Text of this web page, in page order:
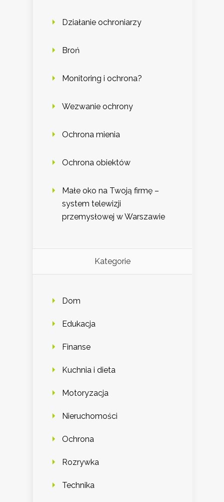
Działanie ochroniarzy
Broń
Monitoring i ochrona?
Wezwanie ochrony
Ochrona mienia
Ochrona obiektów
Małe oko na Twoją firmę –
system telewizji
przemysłowej w Warszawie
Kategorie
Dom
Edukacja
Finanse
Kuchnia i dieta
Motoryzacja
Nieruchomości
Ochrona
Rozrywka
Technika